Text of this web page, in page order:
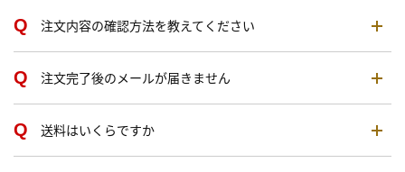
注文内容の確認方法を教えてください
注文完了後のメールが届きません
送料はいくらですか